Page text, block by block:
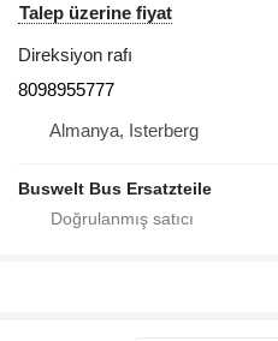
Talep üzerine fiyat
Direksiyon rafı
8098955777
Almanya, Isterberg
Buswelt Bus Ersatzteile